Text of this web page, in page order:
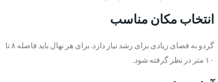
انتخاب مکان مناسب
گردو به فضای زیادی برای رشد نیاز دارد. برای هر نهال باید فاصله ۸ تا
۱۰ متر در نظر گرفته شود.